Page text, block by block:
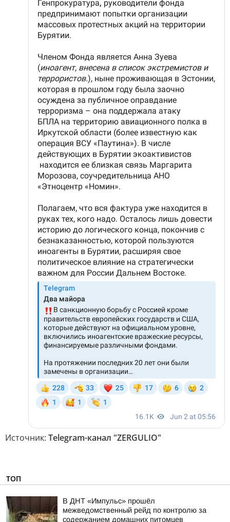
Источник: Telegram-канал "ZERGULIO"
ТОП
В ДНТ «Импульс» прошёл
межведомственный рейд по контролю за
содержанием домашних питомцев